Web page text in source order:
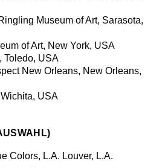
Museum of Art, Sarasota,
of Art, New York, USA
Toledo, USA
New Orleans, New Orleans,
USA
Colors, L.A. Louver, L.A.